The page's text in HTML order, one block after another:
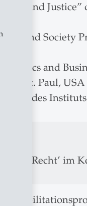
and Justice”
and Society
Ethics and
St. Paul, USA
des
‘Recht’ im